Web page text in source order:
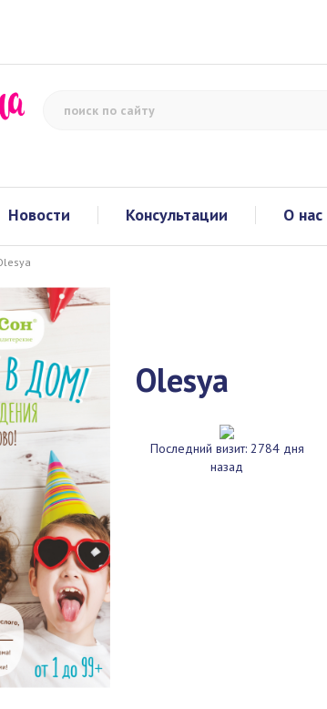
Новости Консультации О нас
Olesya
Последний визит: 2784 дня
назад